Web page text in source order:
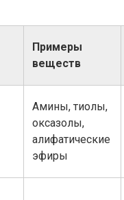
Примеры
веществ
Амины, тиолы,
оксазолы,
алифатические
эфиры